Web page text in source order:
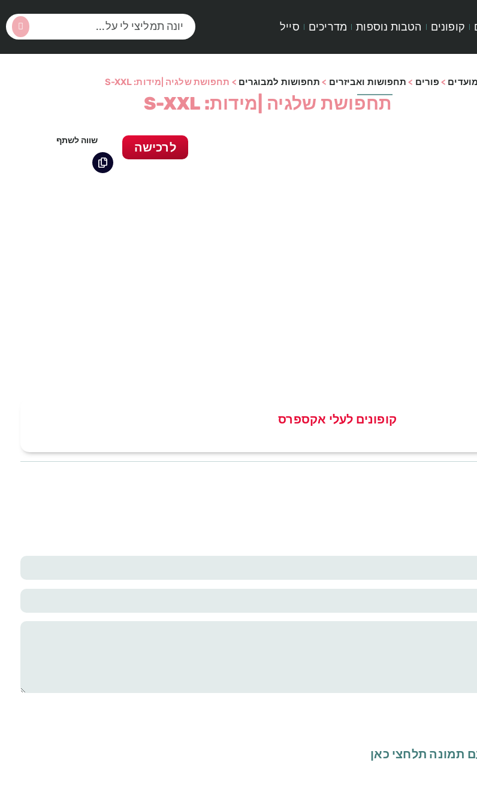
קופונים הטבות נוספות מדריכים סייל
> פורים > תחפושות ואביזרים > תחפושות למבוגרים > תחפושת שלגיה |מידות: S-XXL
תחפושת שלגיה |מידות: S-XXL
שווה לשתף לרכישה
קופונים לעלי אקספרס
תמונה תלחצי כאן